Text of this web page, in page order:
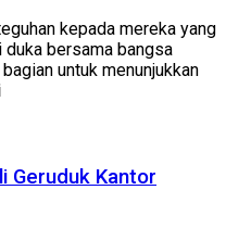
kepada mereka yang
duka bersama bangsa
untuk menunjukkan
Geruduk Kantor